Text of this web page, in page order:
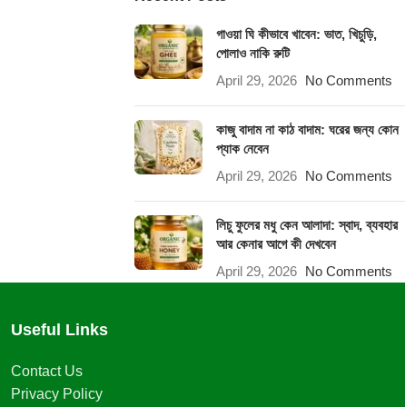
গাওয়া ঘি কীভাবে খাবেন: ভাত, খিচুড়ি,
পোলাও নাকি রুটি
April 29, 2026
No Comments
কাজু বাদাম না কাঠ বাদাম: ঘরের জন্য কোন
প্যাক নেবেন
April 29, 2026
No Comments
লিচু ফুলের মধু কেন আলাদা: স্বাদ, ব্যবহার
আর কেনার আগে কী দেখবেন
April 29, 2026
No Comments
Useful Links
Contact Us
Privacy Policy